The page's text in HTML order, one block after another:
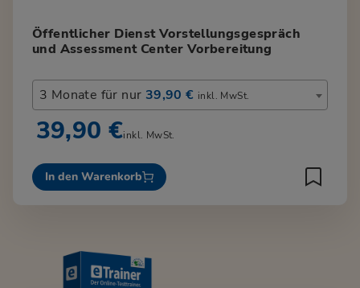
Öffentlicher Dienst Vorstellungsgespräch
und Assessment Center Vorbereitung
3 Monate für nur 39,90 € inkl. MwSt.
39,90 €inkl. MwSt.
In den Warenkorb